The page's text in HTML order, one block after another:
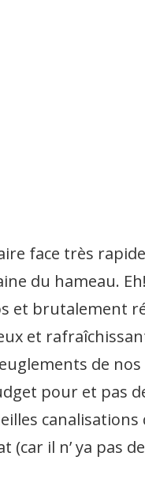
face très
du hameau.
et brutalement
et
de nos
pour et pas
il n’ ya pas